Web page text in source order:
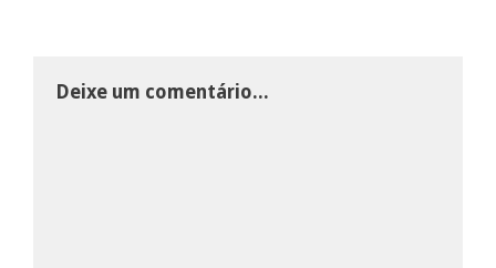
Deixe um comentário...